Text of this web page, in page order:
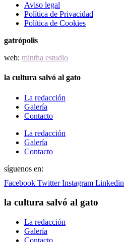
Aviso legal
Política de Privacidad
Política de Cookies
gatrópolis
web: mintha estudio
la cultura salvó al gato
La redacción
Galería
Contacto
La redacción
Galería
Contacto
síguenos en:
Facebook Twitter Instagram Linkedin
la cultura salvó al gato
La redacción
Galería
Contacto